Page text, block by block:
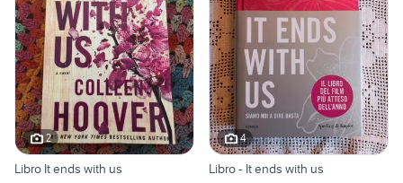
2
Libro It ends with us
4
Libro - It ends with us